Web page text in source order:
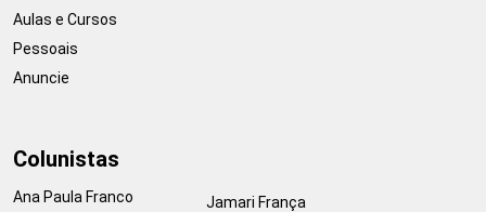
Aulas e Cursos
Pessoais
Anuncie
Colunistas
Ana Paula Franco
Jamari França